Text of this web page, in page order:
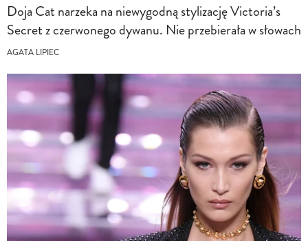
Doja Cat narzeka na niewygodną stylizację Victoria’s
Secret z czerwonego dywanu. Nie przebierała w słowach
AGATA LIPIEC